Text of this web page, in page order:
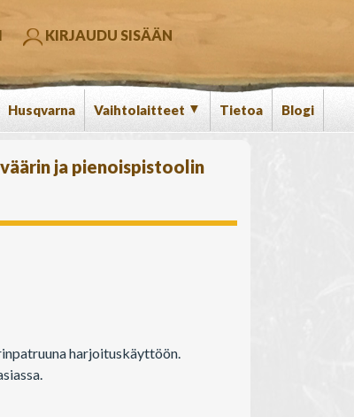
KIRJAUDU SISÄÄN
Husqvarna Vaihtolaitteet ▼ Tietoa Blogi
ja pienoispistoolin
harjoituskäyttöön.